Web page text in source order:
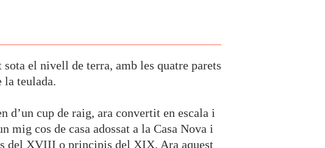
el nivell de terra, amb les quatre parets
la teulada.
d’un cup de raig, ara convertit en escala i
mig cos de casa adossat a la Casa Nova i
del XVIII o principis del XIX. Ara aquest